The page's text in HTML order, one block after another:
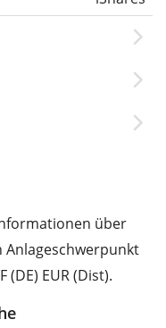
über
Anlageschwerpunkt
(DE) EUR (Dist).